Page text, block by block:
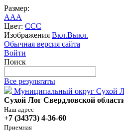
Размер:
AAA
Цвет: CCC
Изображения Вкл.Выкл.
Обычная версия сайта
Войти
Поиск
Все результаты
Муниципальный округ Сухой
Сухой Лог Свердловской
Наш адрес
+7 (34373) 4-36-60
Приемная